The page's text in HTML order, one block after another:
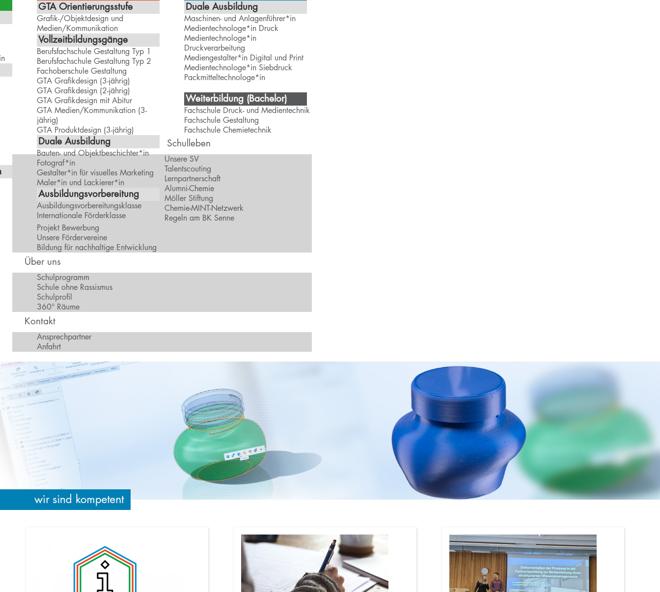
GTA Orientierungsstufe
Grafik-/Objektdesign und
Medien/Kommunikation
Vollzeitbildungsgänge
Berufsfachschule Gestaltung Typ 1
Berufsfachschule Gestaltung Typ 2
Fachoberschule Gestaltung
GTA Grafikdesign (3-jährig)
GTA Grafikdesign (2-jährig)
GTA Grafikdesign mit Abitur
GTA Medien/Kommunikation (3-
jährig)
GTA Produktdesign (3-jährig)
Duale Ausbildung
Bauten- und Objektbeschichter*in
Fotograf*in
Gestalter*in für visuelles Marketing
Maler*in und Lackierer*in
Ausbildungsvorbereitung
Ausbildungsvorbereitungsklasse
Internationale Förderklasse
Duale Ausbildung
Maschinen- und Anlagenführer*in
Medientechnologe*in Druck
Medientechnologe*in
Druckverarbeitung
Mediengestalter*in Digital und Print
Medientechnologe*in Siebdruck
Packmitteltechnologe*in
Weiterbildung (Bachelor)
Fachschule Druck- und Medientechnik
Fachschule Gestaltung
Fachschule Chemietechnik
Schulleben
Unsere SV
Talentscouting
Lernpartnerschaft
Alumni-Chemie
Möller Stiftung
Chemie-MINT-Netzwerk
Regeln am BK Senne
Projekt Bewerbung
Unsere Fördervereine
Bildung für nachhaltige Entwicklung
Über uns
Schulprogramm
Schule ohne Rassismus
Schulprofil
360° Räume
Kontakt
Ansprechpartner
Anfahrt